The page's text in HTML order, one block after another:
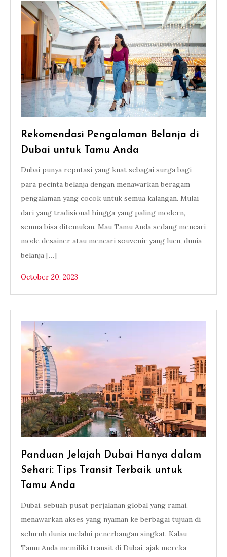
Rekomendasi Pengalaman Belanja di
Dubai untuk Tamu Anda
Dubai punya reputasi yang kuat sebagai surga bagi
para pecinta belanja dengan menawarkan beragam
pengalaman yang cocok untuk semua kalangan. Mulai
dari yang tradisional hingga yang paling modern,
semua bisa ditemukan. Mau Tamu Anda sedang mencari
mode desainer atau mencari souvenir yang lucu, dunia
belanja […]
October 20, 2023
Panduan Jelajah Dubai Hanya dalam
Sehari: Tips Transit Terbaik untuk
Tamu Anda
Dubai, sebuah pusat perjalanan global yang ramai,
menawarkan akses yang nyaman ke berbagai tujuan di
seluruh dunia melalui penerbangan singkat. Kalau
Tamu Anda memiliki transit di Dubai, ajak mereka